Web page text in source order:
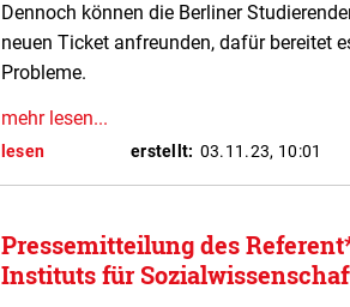
Dennoch können die Berliner
neuen Ticket anfreunden, dafür bereitet
Probleme.
mehr lesen...
lesen erstellt: 03.11.23, 10:01
Pressemitteilung des
Instituts für